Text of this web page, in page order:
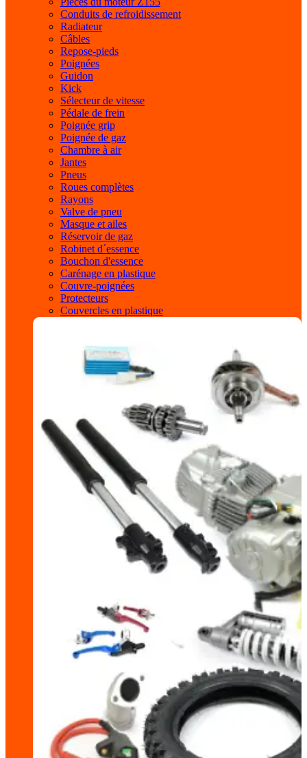
Conduits de refroidissement
Radiateur
Câbles
Repose-pieds
Poignées
Guidon
Kick
Sélecteur de vitesse
Pédale de frein
Poignée grip
Poignée de gaz
Chambre à air
Jantes
Pneus
Roues complètes
Rayons
Valve de pneu
Masque et ailes
Réservoir de gaz
Robinet d´essence
Bouchon d'essence
Carénage en plastique
Couvre-poignées
Protecteurs
Couvercles en plastique